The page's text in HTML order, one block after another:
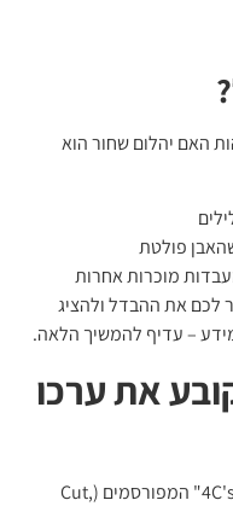
האם יהלום שחור הוא
פולטת
לכם את ההבדל ולהציג
– עדיף להמשיך הלאה.
את ערכו
בניגוד ליהלומים לבנים שמוערכים לפי "4C's" המפורסמים (Cut,